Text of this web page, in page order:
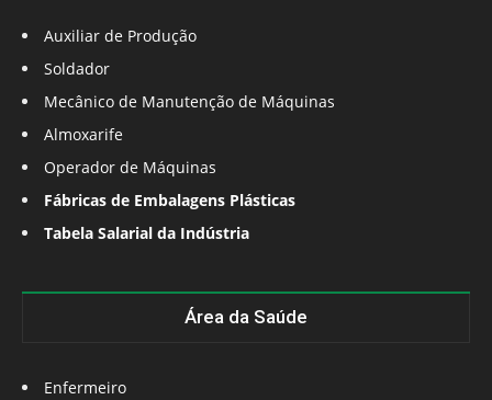
Auxiliar de Produção
Soldador
Mecânico de Manutenção de Máquinas
Almoxarife
Operador de Máquinas
Fábricas de Embalagens Plásticas
Tabela Salarial da Indústria
Área da Saúde
Enfermeiro